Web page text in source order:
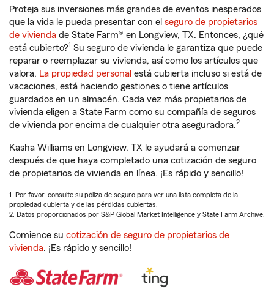
Proteja sus inversiones más grandes de eventos inesperados
que la vida le pueda presentar con el seguro de propietarios
de vivienda de State Farm® en Longview, TX. Entonces, ¿qué
está cubierto?1 Su seguro de vivienda le garantiza que puede
reparar o reemplazar su vivienda, así como los artículos que
valora. La propiedad personal está cubierta incluso si está de
vacaciones, está haciendo gestiones o tiene artículos
guardados en un almacén. Cada vez más propietarios de
vivienda eligen a State Farm como su compañía de seguros
de vivienda por encima de cualquier otra aseguradora.2
Kasha Williams en Longview, TX le ayudará a comenzar
después de que haya completado una cotización de seguro
de propietarios de vivienda en línea. ¡Es rápido y sencillo!
1. Por favor, consulte su póliza de seguro para ver una lista completa de la
propiedad cubierta y de las pérdidas cubiertas.
2. Datos proporcionados por S&P Global Market Intelligence y State Farm Archive.
Comience su cotización de seguro de propietarios de
vivienda. ¡Es rápido y sencillo!